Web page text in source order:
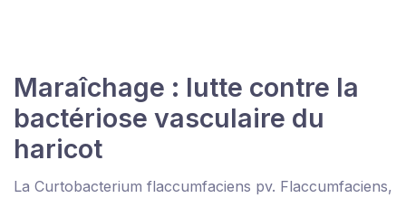
Maraîchage : lutte contre la
bactériose vasculaire du
haricot
La Curtobacterium flaccumfaciens pv. Flaccumfaciens,